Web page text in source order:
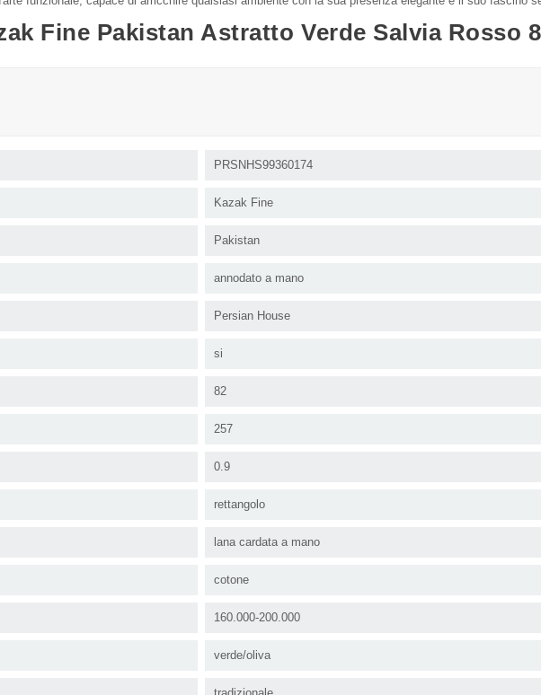
Fine Pakistan Astratto Verde Salvia Rosso
PRSNHS99360174
Kazak Fine
Pakistan
annodato a mano
Persian House
si
82
257
0.9
rettangolo
lana cardata a mano
cotone
160.000-200.000
verde/oliva